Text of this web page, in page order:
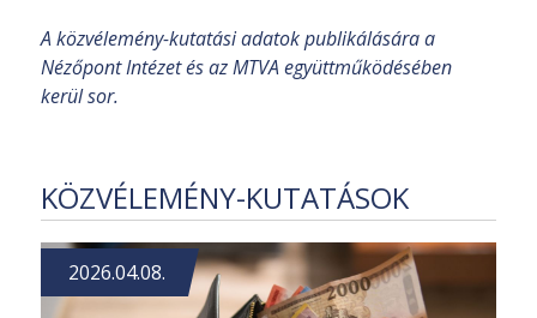
A közvélemény-kutatási adatok publikálására a
Nézőpont Intézet és az MTVA együttműködésében
kerül sor.
KÖZVÉLEMÉNY-KUTATÁSOK
2026.04.08.